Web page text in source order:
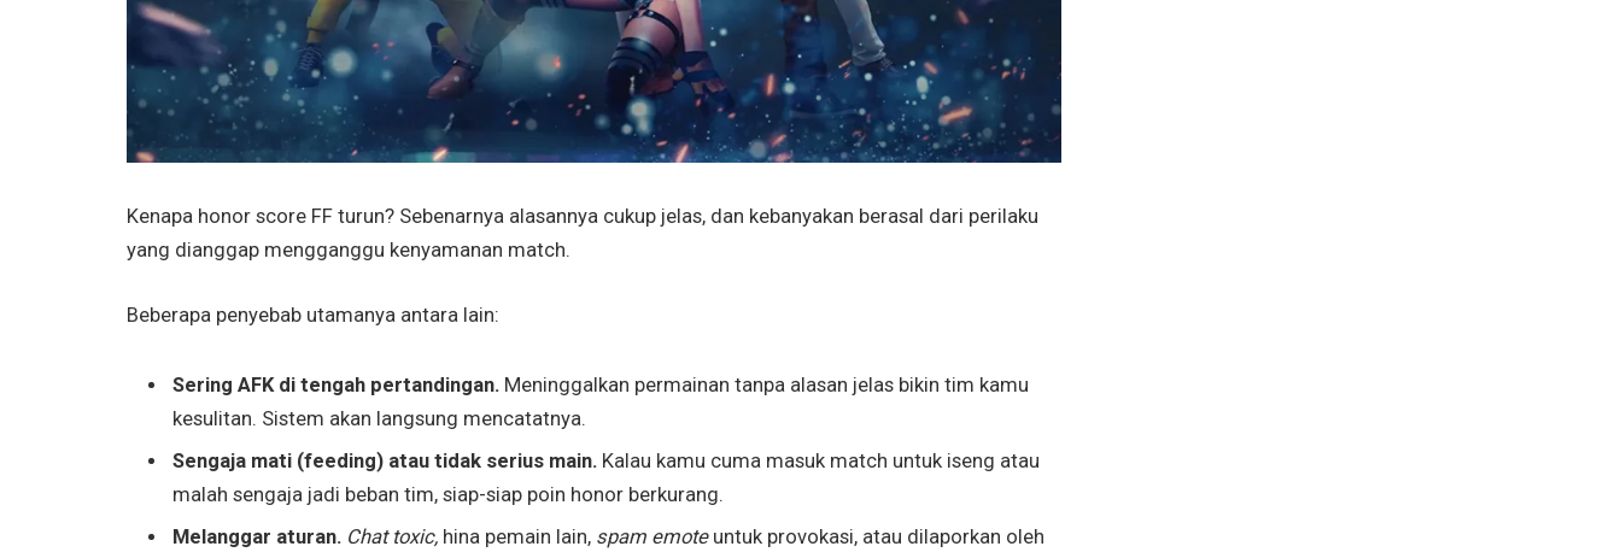
Kenapa honor score FF turun? Sebenarnya alasannya cukup jelas, dan kebanyakan berasal dari perilaku
yang dianggap mengganggu kenyamanan match.
Beberapa penyebab utamanya antara lain:
Sering AFK di tengah pertandingan. Meninggalkan permainan tanpa alasan jelas bikin tim kamu
kesulitan. Sistem akan langsung mencatatnya.
Sengaja mati (feeding) atau tidak serius main. Kalau kamu cuma masuk match untuk iseng atau
malah sengaja jadi beban tim, siap-siap poin honor berkurang.
Melanggar aturan. Chat toxic, hina pemain lain, spam emoteuntuk provokasi, atau dilaporkan oleh